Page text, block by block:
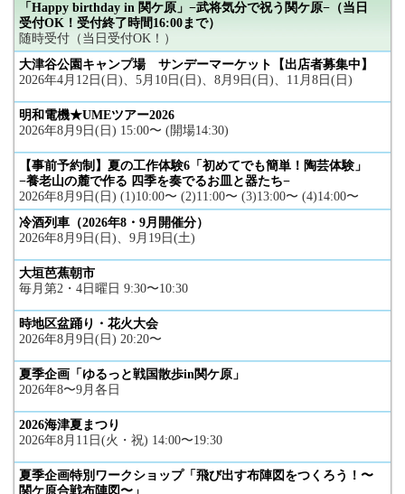
「Happy birthday in 関ケ原」−武将気分で祝う関ケ原−（当日
受付OK！受付終了時間16:00まで）
随時受付（当日受付OK！）
大津谷公園キャンプ場 サンデーマーケット【出店者募集中】
2026年4月12日(日)、5月10日(日)、8月9日(日)、11月8日(日)
明和電機★UMEツアー2026
2026年8月9日(日) 15:00〜 (開場14:30)
【事前予約制】夏の工作体験6「初めてでも簡単！陶芸体験」
−養老山の麓で作る 四季を奏でるお皿と器たち−
2026年8月9日(日) (1)10:00〜 (2)11:00〜 (3)13:00〜 (4)14:00〜
冷酒列車（2026年8・9月開催分）
2026年8月9日(日)、9月19日(土)
大垣芭蕉朝市
毎月第2・4日曜日 9:30〜10:30
時地区盆踊り・花火大会
2026年8月9日(日) 20:20〜
夏季企画「ゆるっと戦国散歩in関ケ原」
2026年8〜9月各日
2026海津夏まつり
2026年8月11日(火・祝) 14:00〜19:30
夏季企画特別ワークショップ「飛び出す布陣図をつくろう！〜
関ケ原合戦布陣図〜」